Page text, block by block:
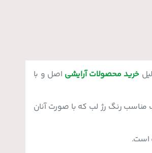
خرید محصولات آرایشی اصل و با
رنگ رژ لب که با صورت آنان
است.